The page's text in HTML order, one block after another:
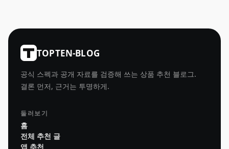
TOPTEN-BLOG
공식 스펙과 공개 자료를 검증해 쓰는 상품 추천 블로그.
결론 먼저, 근거는 투명하게.
둘러보기
홈
전체 추천 글
앱 추천